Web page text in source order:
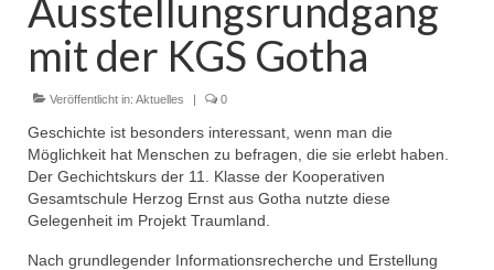
Presse
Kontakt
Ausstellungsrundgang
mit der KGS Gotha
Veröffentlicht in: Aktuelles | 0
Geschichte ist besonders interessant, wenn man die
Möglichkeit hat Menschen zu befragen, die sie erlebt haben.
Der Gechichtskurs der 11. Klasse der Kooperativen
Gesamtschule Herzog Ernst aus Gotha nutzte diese
Gelegenheit im Projekt Traumland.
Nach grundlegender Informationsrecherche und Erstellung